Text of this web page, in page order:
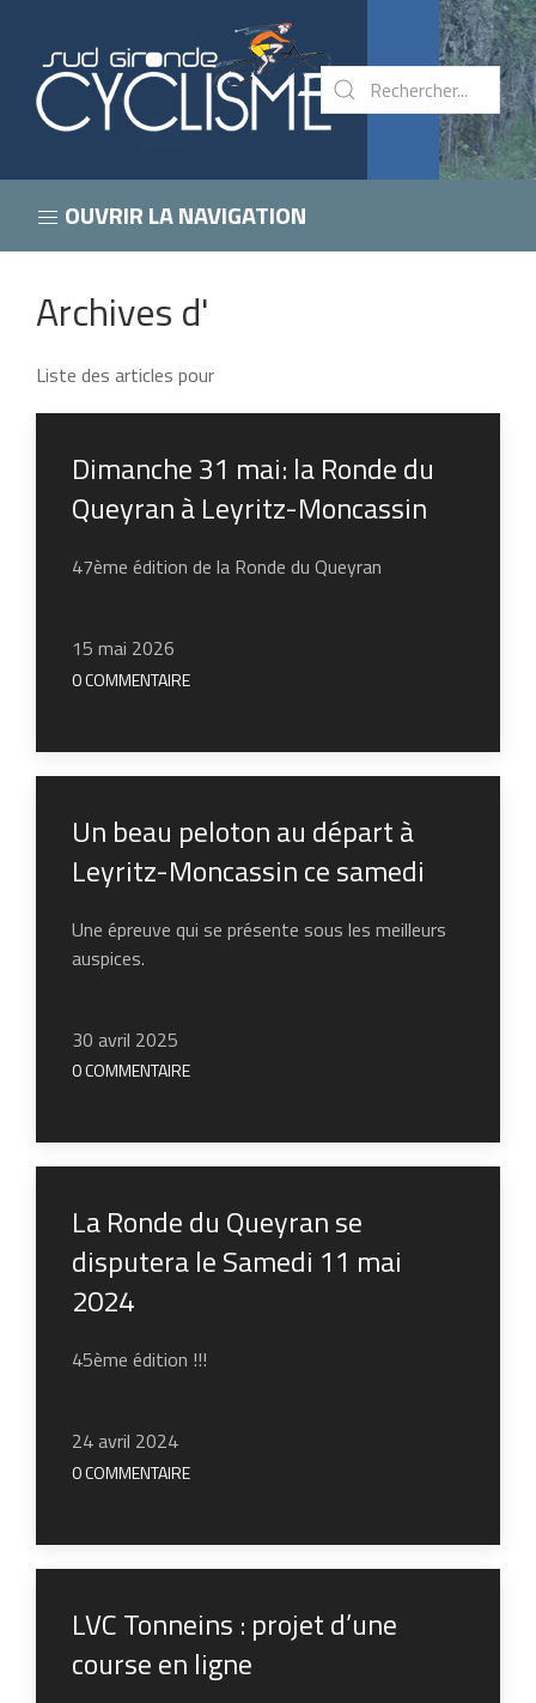
OUVRIR LA NAVIGATION
Archives d'
Liste des articles pour
Dimanche 31 mai: la Ronde du
Queyran à Leyritz-Moncassin
47ème édition de la Ronde du Queyran
15 mai 2026
0 COMMENTAIRE
Un beau peloton au départ à
Leyritz-Moncassin ce samedi
Une épreuve qui se présente sous les meilleurs
auspices.
30 avril 2025
0 COMMENTAIRE
La Ronde du Queyran se
disputera le Samedi 11 mai
2024
45ème édition !!!
24 avril 2024
0 COMMENTAIRE
LVC Tonneins : projet d’une
course en ligne